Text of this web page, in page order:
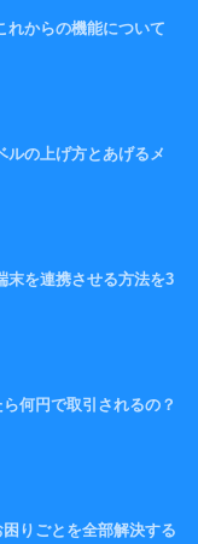
からの機能について
の上げ方とあげるメ
を連携させる方法を3
何円で取引されるの？
りごとを全部解決する